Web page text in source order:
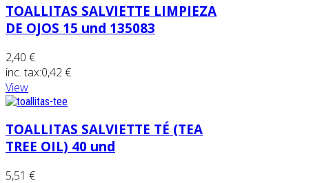
TOALLITAS SALVIETTE LIMPIEZA
DE OJOS 15 und 135083
2,40 €
inc. tax:0,42 €
View
TOALLITAS SALVIETTE TÉ (TEA
TREE OIL) 40 und
5,51 €